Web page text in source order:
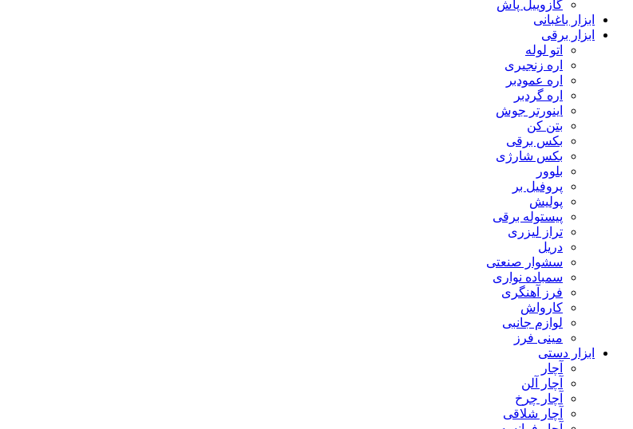
گازوییل پاش
ابزار باغبانی
ابزار برقی
اتو لوله
اره زنجیری
اره عمودبر
اره گردبر
اینورتر جوش
بتن کن
بکس برقی
بکس شارژی
بلوور
پروفیل بر
پولیش
پیستوله برقی
تراز لیزری
دریل
سشوار صنعتی
سمباده نواری
فرز آهنگری
کارواش
لوازم جانبی
مینی فرز
ابزار دستی
آچار
آچار آلن
آچار چرخ
آچار شلاقی